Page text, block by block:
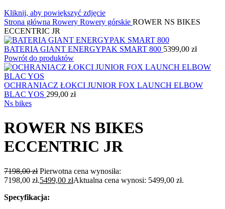
Kliknij, aby powiększyć zdjęcie
Strona główna Rowery Rowery górskie ROWER NS BIKES
ECCENTRIC JR
BATERIA GIANT ENERGYPAK SMART 800 5399,00 zł
Powrót do produktów
OCHRANIACZ ŁOKCI JUNIOR FOX LAUNCH ELBOW
BLAC YOS 299,00 zł
Ns bikes
ROWER NS BIKES
ECCENTRIC JR
7198,00zł Pierwotna cena wynosiła:
7198,00 zł.5499,00 złAktualna cena wynosi: 5499,00 zł.
Specyfikacja: